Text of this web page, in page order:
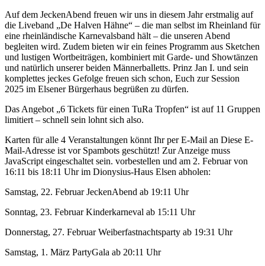
Auf dem JeckenAbend freuen wir uns in diesem Jahr erstmalig auf
die Liveband „De Halven Hähne“ – die man selbst im Rheinland für
eine rheinländische Karnevalsband hält – die unseren Abend
begleiten wird. Zudem bieten wir ein feines Programm aus Sketchen
und lustigen Wortbeiträgen, kombiniert mit Garde- und Showtänzen
und natürlich unserer beiden Männerballetts. Prinz Jan I. und sein
komplettes jeckes Gefolge freuen sich schon, Euch zur Session
2025 im Elsener Bürgerhaus begrüßen zu dürfen.
Das Angebot „6 Tickets für einen TuRa Tropfen“ ist auf 11 Gruppen
limitiert – schnell sein lohnt sich also.
Karten für alle 4 Veranstaltungen könnt Ihr per E-Mail an Diese E-
Mail-Adresse ist vor Spambots geschützt! Zur Anzeige muss
JavaScript eingeschaltet sein. vorbestellen und am 2. Februar von
16:11 bis 18:11 Uhr im Dionysius-Haus Elsen abholen:
Samstag, 22. Februar JeckenAbend ab 19:11 Uhr
Sonntag, 23. Februar Kinderkarneval ab 15:11 Uhr
Donnerstag, 27. Februar Weiberfastnachtsparty ab 19:31 Uhr
Samstag, 1. März PartyGala ab 20:11 Uhr